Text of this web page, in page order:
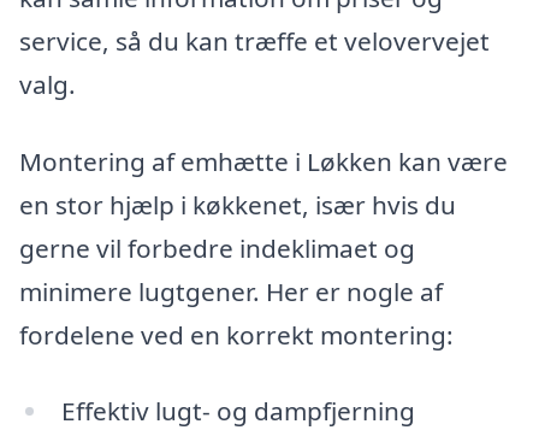
service, så du kan træffe et velovervejet
valg.
Montering af emhætte i Løkken kan være
en stor hjælp i køkkenet, især hvis du
gerne vil forbedre indeklimaet og
minimere lugtgener. Her er nogle af
fordelene ved en korrekt montering:
Effektiv lugt- og dampfjerning